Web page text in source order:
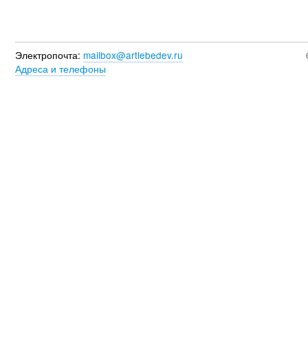
Электропочта: mailbox@artlebedev.ru
Адреса и телефоны